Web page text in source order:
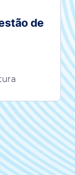
de